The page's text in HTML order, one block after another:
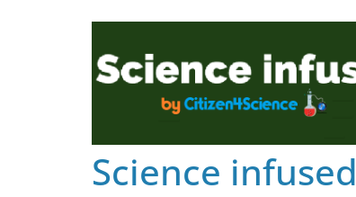
Science infused